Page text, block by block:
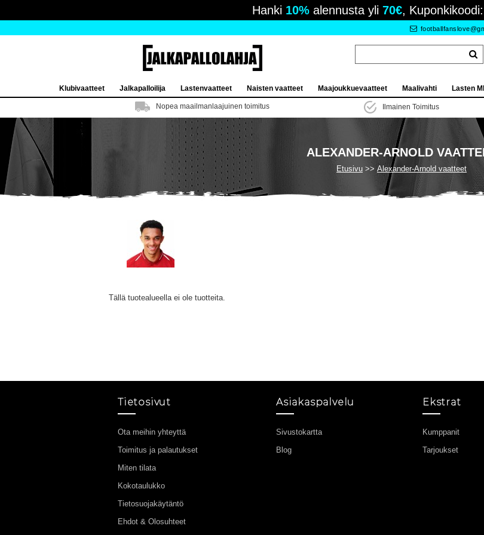
Hanki 10%alennusta yli 70€, Kuponkikoodi:
Klubivaatteet Jalkapalloilija Lastenvaatteet Naisten vaatteet Maajoukkuevaatteet Maalivahti Lasten
Nopea maailmanlaajuinen toimitus Ilmainen Toimitus
ALEXANDER-ARNOLD
Etusivu Alexander-Arnold vaatteet
Tällä tuotealueella ei ole tuotteita.
Tietosivut
Ota meihin yhteyttä
Toimitus ja palautukset
Miten tilata
Kokotaulukko
Tietosuojakäytäntö
Ehdot & Olosuhteet
Asiakaspalvelu
Sivustokartta
Blog
Ekstrat
Kumppanit
Tarjoukset